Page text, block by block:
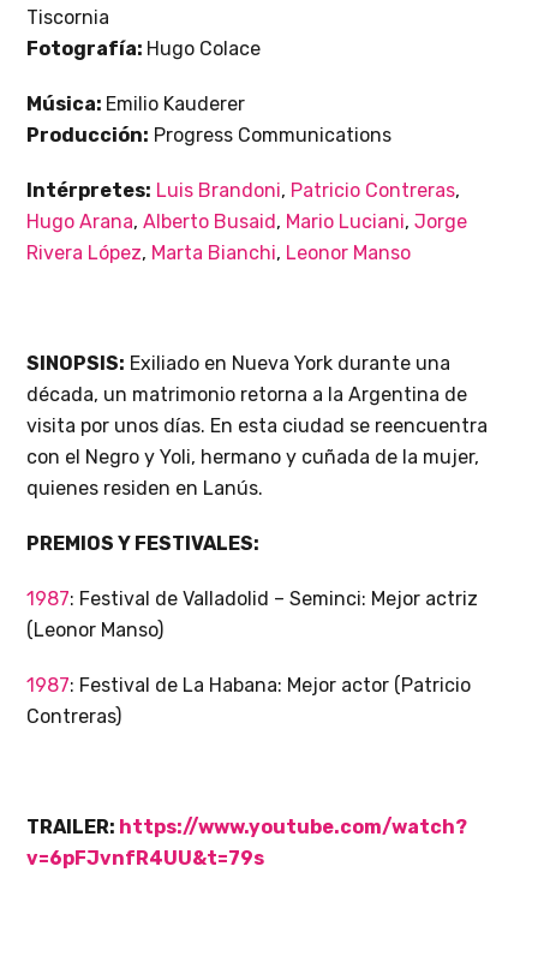
Tiscornia
Fotografía: Hugo Colace
Música: Emilio Kauderer
Producción: Progress Communications
Intérpretes: Luis Brandoni, Patricio Contreras,
Hugo Arana,Alberto Busaid , Mario Luciani,Jorge
Rivera López, Marta Bianchi, Leonor Manso
SINOPSIS: Exiliado en Nueva York durante una
década, un matrimonio retorna a la Argentina de
visita por unos días. En esta ciudad se reencuentra
con el Negro y Yoli, hermano y cuñada de la mujer,
quienes residen en Lanús.
PREMIOS Y FESTIVALES:
1987: Festival de Valladolid – Seminci: Mejor actriz
(Leonor Manso)
1987: Festival de La Habana: Mejor actor (Patricio
Contreras)
TRAILER: https://www.youtube.com/watch?
v=6pFJvnfR4UU&t=79s